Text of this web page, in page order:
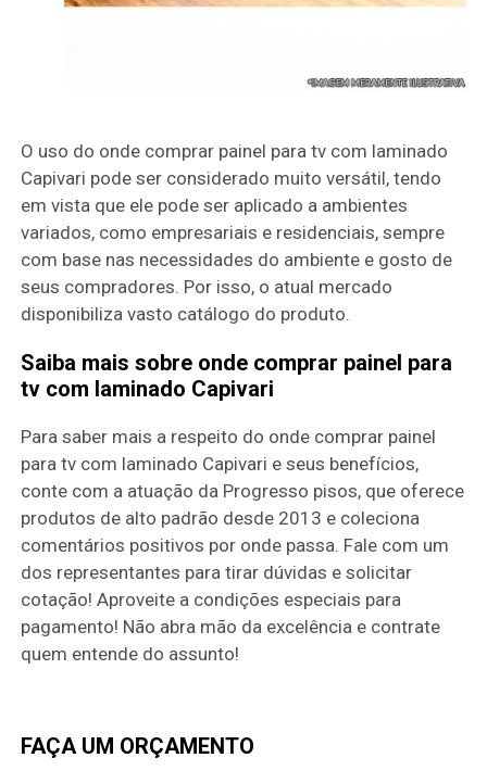
O uso do onde comprar painel para tv com laminado
Capivari pode ser considerado muito versátil, tendo
em vista que ele pode ser aplicado a ambientes
variados, como empresariais e residenciais, sempre
com base nas necessidades do ambiente e gosto de
seus compradores. Por isso, o atual mercado
disponibiliza vasto catálogo do produto.
Saiba mais sobre onde comprar painel para
tv com laminado Capivari
Para saber mais a respeito do onde comprar painel
para tv com laminado Capivari e seus benefícios,
conte com a atuação da Progresso pisos, que oferece
produtos de alto padrão desde 2013 e coleciona
comentários positivos por onde passa. Fale com um
dos representantes para tirar dúvidas e solicitar
cotação! Aproveite a condições especiais para
pagamento! Não abra mão da excelência e contrate
quem entende do assunto!
FAÇA UM ORÇAMENTO